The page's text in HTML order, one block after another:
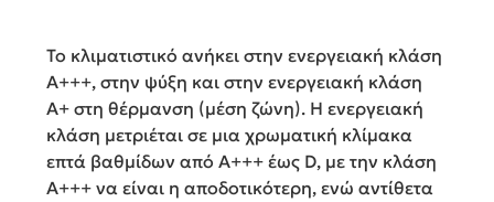
Το κλιματιστικό ανήκει στην ενεργειακή κλάση
A+++, στην ψύξη και στην ενεργειακή κλάση
A+ στη θέρμανση (μέση ζώνη). Η ενεργειακή
κλάση μετριέται σε μια χρωματική κλίμακα
επτά βαθμίδων από Α+++ έως D, με την κλάση
Α+++ να είναι η αποδοτικότερη, ενώ αντίθετα